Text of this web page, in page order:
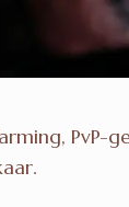
PvP-